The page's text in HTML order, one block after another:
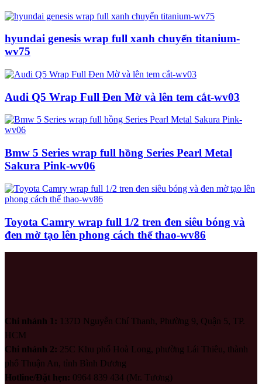
hyundai genesis wrap full xanh chuyển titanium-
wv75
Audi Q5 Wrap Full Đen Mờ và lên tem cắt-wv03
Bmw 5 Series wrap full hồng Series Pearl Metal
Sakura Pink-wv06
Toyota Camry wrap full 1/2 tren đen siêu bóng và
đen mờ tạo lên phong cách thể thao-wv86
Chi nhánh 1: 137D Nguyễn Chí Thanh, Phường 9, Quận 5, TP.
HCM
Chi nhánh 2: 25C Khu phố Hoà Long, phường Lái Thiêu, thành
phố Thuận An, tỉnh Bình Dương
Hotline/Đặt hẹn: 0964 839 434 (Mr. Tương)